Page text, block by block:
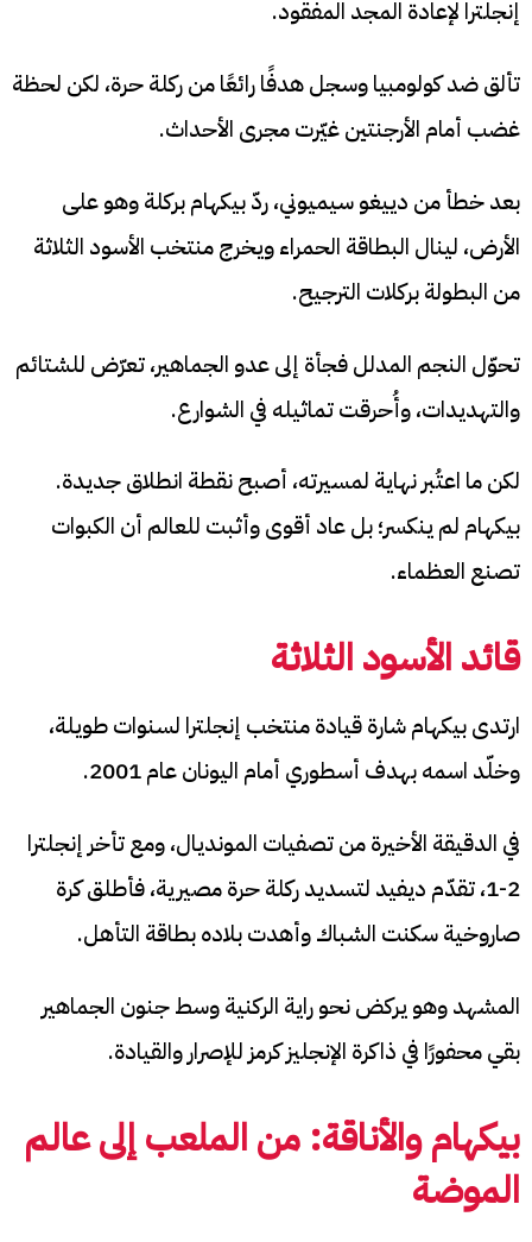
إنجلترا لإعادة المجد المفقود.
تألق ضد كولومبيا وسجل هدفًا رائعًا من ركلة حرة، لكن لحظة
غضب أمام الأرجنتين غيّرت مجرى الأحداث.
بعد خطأ من دييغو سيميوني، ردّ بيكهام بركلة وهو على
الأرض، لينال البطاقة الحمراء ويخرج منتخب الأسود الثلاثة
من البطولة بركلات الترجيح.
تحوّل النجم المدلل فجأة إلى عدو الجماهير، تعرّض للشتائم
والتهديدات، وأُحرقت تماثيله في الشوارع.
لكن ما اعتُبر نهاية لمسيرته، أصبح نقطة انطلاق جديدة.
بيكهام لم ينكسر؛ بل عاد أقوى وأثبت للعالم أن الكبوات
تصنع العظماء.
قائد الأسود الثلاثة
ارتدى بيكهام شارة قيادة منتخب إنجلترا لسنوات طويلة،
وخلّد اسمه بهدف أسطوري أمام اليونان عام 2001.
في الدقيقة الأخيرة من تصفيات المونديال، ومع تأخر إنجلترا
2-1، تقدّم ديفيد لتسديد ركلة حرة مصيرية، فأطلق كرة
صاروخية سكنت الشباك وأهدت بلاده بطاقة التأهل.
المشهد وهو يركض نحو راية الركنية وسط جنون الجماهير
بقي محفورًا في ذاكرة الإنجليز كرمز للإصرار والقيادة.
بيكهام والأناقة: من الملعب إلى عالم
الموضة